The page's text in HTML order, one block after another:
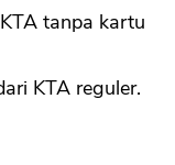
tanpa kartu
KTA reguler.